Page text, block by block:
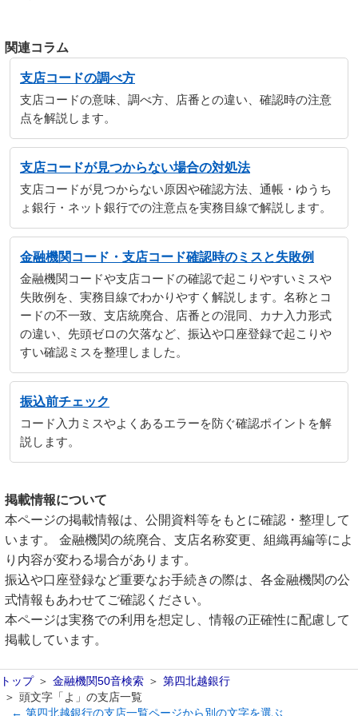
関連コラム
支店コードの調べ方
支店コードの意味、調べ方、店番との違い、確認時の注意
点を解説します。
支店コードが見つからない場合の対処法
支店コードが見つからない原因や確認方法、通帳・ゆうち
ょ銀行・ネット銀行での注意点を実務目線で解説します。
金融機関コード・支店コード確認時のミスと失敗例
金融機関コードや支店コードの確認で起こりやすいミスや
失敗例を、実務目線でわかりやすく解説します。名称とコ
ードの不一致、支店統廃合、店番との混同、カナ入力形式
の違い、先頭ゼロの欠落など、振込や口座登録で起こりや
すい確認ミスを整理しました。
振込前チェック
コード入力ミスやよくあるエラーを防ぐ確認ポイントを解
説します。
掲載情報について
本ページの掲載情報は、公開資料等をもとに確認・整理して
います。 金融機関の統廃合、支店名称変更、組織再編等によ
り内容が変わる場合があります。
振込や口座登録など重要なお手続きの際は、各金融機関の公
式情報もあわせてご確認ください。
本ページは実務での利用を想定し、情報の正確性に配慮して
掲載しています。
トップ 金融機関50音検索
第四北越銀行
頭文字「よ」の支店一覧
← 第四北越銀行の支店一覧ページから別の文字を選ぶ